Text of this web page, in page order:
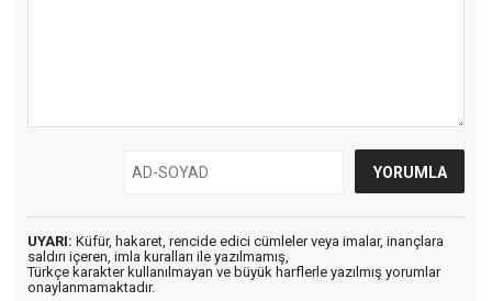
UYARI: Küfür, hakaret, rencide edici cümleler veya imalar, inançlara
saldırı içeren, imla kuralları ile yazılmamış,
Türkçe karakter kullanılmayan ve büyük harflerle yazılmış yorumlar
onaylanmamaktadır.